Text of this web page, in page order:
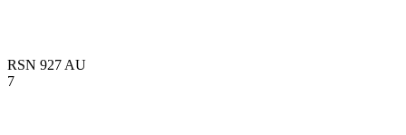
RSN 927 AU
7